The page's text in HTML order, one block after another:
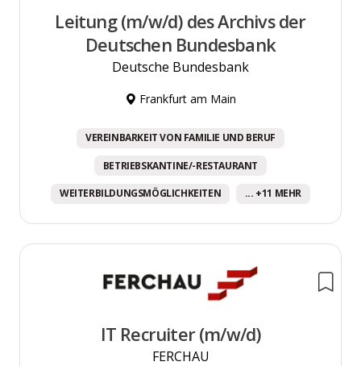
Leitung (m/w/d) des Archivs der
Deutschen Bundesbank
Deutsche Bundesbank
Frankfurt am Main
VEREINBARKEIT VON FAMILIE UND BERUF
BETRIEBSKANTINE/-RESTAURANT
WEITERBILDUNGSMÖGLICHKEITEN ... +11 MEHR
IT Recruiter (m/w/d)
FERCHAU